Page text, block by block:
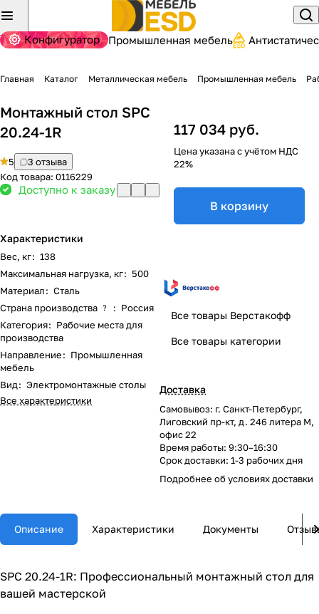
Конфигуратор Промышленная мебель
Главная Каталог Металлическая мебель Промышленная мебель
Монтажный стол SPC
20.24-1R
5
3 отзыва
Код товара: 0116229
Доступно к заказу
Характеристики
Вес, кг: 138
Максимальная нагрузка, кг: 500
Материал: Сталь
Страна производства ? : Россия
Категория: Рабочие места для
производства
Направление: Промышленная
мебель
Вид: Электромонтажные столы
Все характеристики
117 034 руб.
Цена указана с учётом НДС
22%
В корзину
Все товары Верстакофф
Все товары категории
Доставка
Самовывоз: г. Санкт-Петербург,
Лиговский пр-кт, д. 246 литера М,
офис 22
Время работы: 9:30–16:30
Срок доставки: 1-3 рабочих дня
Подробнее обусловиях доставки
Описание Характеристики Документы
SPC 20.24-1R: Профессиональный монтажный стол для
вашей мастерской